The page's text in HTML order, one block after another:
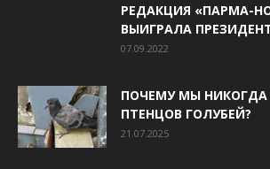
РЕДАКЦИЯ «ПАРМА-
ВЫИГРАЛА
07.09.2022
ПОЧЕМУ МЫ
ПТЕНЦОВ ГОЛУБЕЙ?
21.07.2025